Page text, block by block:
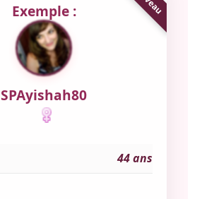
Exemple :
SPAyishah80
44 ans